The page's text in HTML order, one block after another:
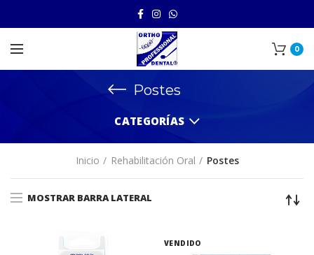
0
Postes
CATEGORÍAS
Inicio Rehabilitación Oral Postes
MOSTRAR BARRA LATERAL
VENDIDO